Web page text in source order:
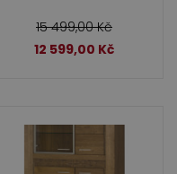
15 499,00Kč
12 599,00 Kč